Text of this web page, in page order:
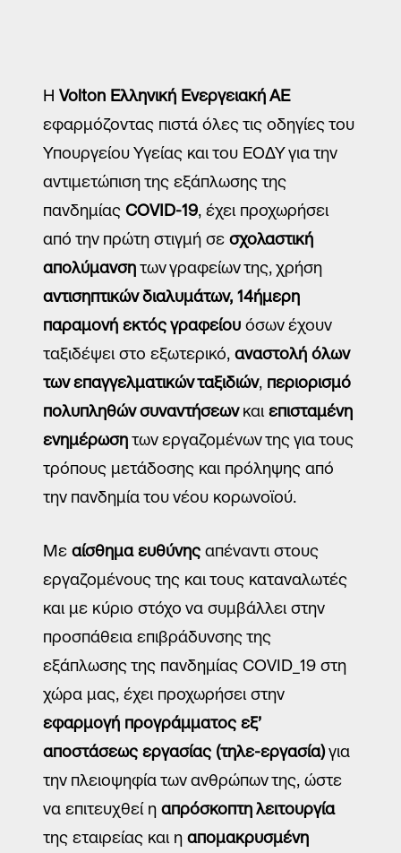
Η Volton Ελληνική Ενεργειακή ΑΕ
εφαρμόζοντας πιστά όλες τις οδηγίες του
Υπουργείου Υγείας και του ΕΟΔΥ για την
αντιμετώπιση της εξάπλωσης της
πανδημίας COVID-19, έχει προχωρήσει
από την πρώτη στιγμή σε σχολαστική
απολύμανσητων γραφείων της, χρήση
αντισηπτικών διαλυμάτων, 14ήμερη
παραμονή εκτός γραφείου όσων έχουν
ταξιδέψει στο εξωτερικό, αναστολή όλων
των επαγγελματικών ταξιδιών, περιορισμό
πολυπληθών συναντήσεωνκαι επισταμένη
ενημέρωσητων εργαζομένων της για τους
τρόπους μετάδοσης και πρόληψης από
την πανδημία του νέου κορωνοϊού.
Με αίσθημα ευθύνης απέναντι στους
εργαζομένους της και τους καταναλωτές
και με κύριο στόχο να συμβάλλει στην
προσπάθεια επιβράδυνσης της
εξάπλωσης της πανδημίας COVID_19 στη
χώρα μας, έχει προχωρήσει στην
εφαρμογή προγράμματος εξ’
αποστάσεως εργασίας (τηλε-εργασία)για
την πλειοψηφία των ανθρώπων της, ώστε
να επιτευχθεί η απρόσκοπτη λειτουργία
της εταιρείας και η απομακρυσμένη
Όνομα
Επίθετο
Email
Τηλέφωνο *
Αποδέχομαι τη χρήση των στοιχείων μου από την Volton και
τους συνεργάτες της για την καλύτερη εξυπηρέτησή μου,
σύμφωνα με την Πολιτική Προστασίας Προσωπικών Δεδομένων
Αποστολή